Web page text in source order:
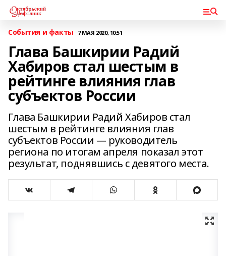
События и факты 7 МАЯ 2020, 10:51
Глава Башкирии Радий
Хабиров стал шестым в
рейтинге влияния глав
субъектов России
Глава Башкирии Радий Хабиров стал
шестым в рейтинге влияния глав
субъектов России — руководитель
региона по итогам апреля показал этот
результат, поднявшись с девятого места.